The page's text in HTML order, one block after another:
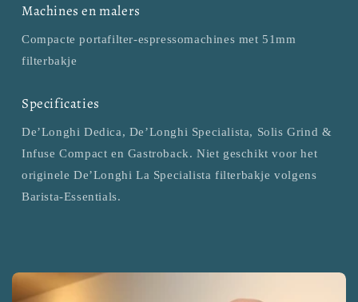
Machines en malers
Compacte portafilter-espressomachines met 51mm
filterbakje
Specificaties
De’Longhi Dedica, De’Longhi Specialista, Solis Grind &
Infuse Compact en Gastroback. Niet geschikt voor het
originele De’Longhi La Specialista filterbakje volgens
Barista-Essentials.